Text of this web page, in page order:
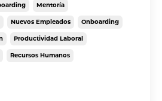
Mentoría
Nuevos Empleados Onboarding
Productividad Laboral
Recursos Humanos